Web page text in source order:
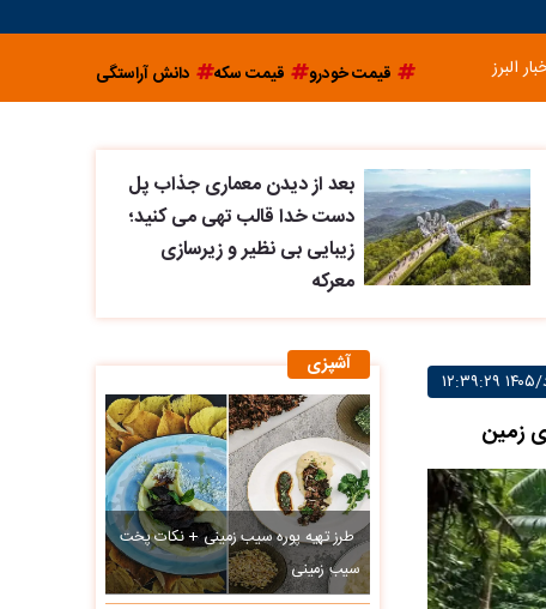
البرز قیمت خودرو قیمت سکه دانش آراستگی
بعد از دیدن معماری جذاب پل
دست خدا قالب تهی می کنید؛
زیبایی بی نظیر و زیرسازی
معرکه
زمین
آشپزی
طرز تهیه پوره سیب زمینی + نکات پخت
سیب زمینی